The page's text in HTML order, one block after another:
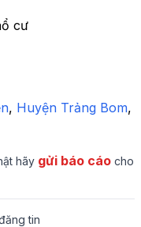
cư
, Huyện Trảng Bom,
hãy gửi báo cáo cho
tin